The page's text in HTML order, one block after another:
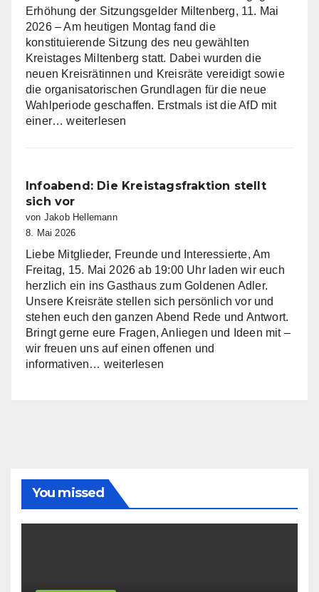
Erhöhung der Sitzungsgelder Miltenberg, 11. Mai
2026 – Am heutigen Montag fand die
konstituierende Sitzung des neu gewählten
Kreistages Miltenberg statt. Dabei wurden die
neuen Kreisrätinnen und Kreisräte vereidigt sowie
die organisatorischen Grundlagen für die neue
Wahlperiode geschaffen. Erstmals ist die AfD mit
einer…AfD
Miltenberg
nimmt
Arbeit
auf
weiterlesen
Infoabend: Die Kreistagsfraktion stellt
sich vor
von Jakob Hellemann
8. Mai 2026
Liebe Mitglieder, Freunde und Interessierte, Am
Freitag, 15. Mai 2026 ab 19:00 Uhr laden wir euch
herzlich ein ins Gasthaus zum Goldenen Adler.
Unsere Kreisräte stellen sich persönlich vor und
stehen euch den ganzen Abend Rede und Antwort.
Bringt gerne eure Fragen, Anliegen und Ideen mit –
wir freuen uns auf einen offenen und
informativen… Infoabend:
weiterlesen
You missed